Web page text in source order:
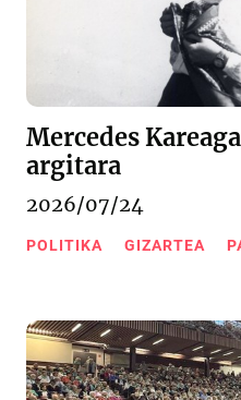
Mercedes
argitara
2026/07/24
POLITIKA GIZARTEA